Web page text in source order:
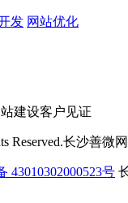
发 网站优化
建设客户见证
Reserved.长沙善微
43010302000523号